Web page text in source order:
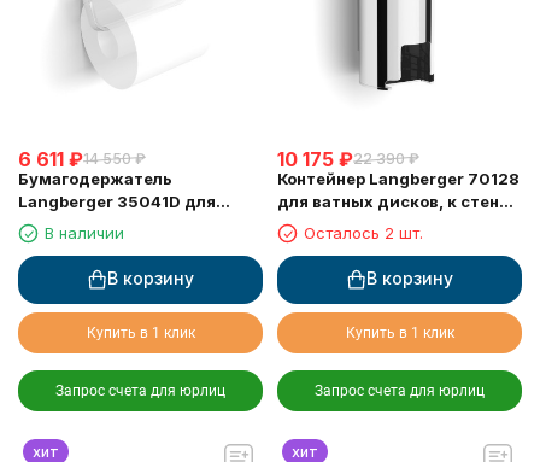
6 611 ₽14 550 ₽
Бумагодержатель
Langberger 35041D для
туалетной бумаги с
прорезиненной полкой хром
В наличии
В корзину
Купить в 1 клик
Запрос счета для юрлиц
10 175 ₽22 390 ₽
Контейнер Langberger 70128
для ватных дисков, к стене,
хромОсталось 2 шт.
В корзину
Купить в 1 клик
Запрос счета для юрлиц
хит хит